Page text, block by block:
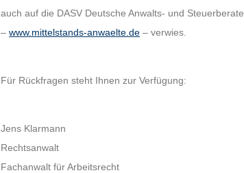
auch auf die DASV Deutsche Anwalts- und
–www.mittelstands-anwaelte.de – verwies.
Für Rückfragen steht Ihnen zur Verfügung:
Jens Klarmann
Rechtsanwalt
Fachanwalt für Arbeitsrecht